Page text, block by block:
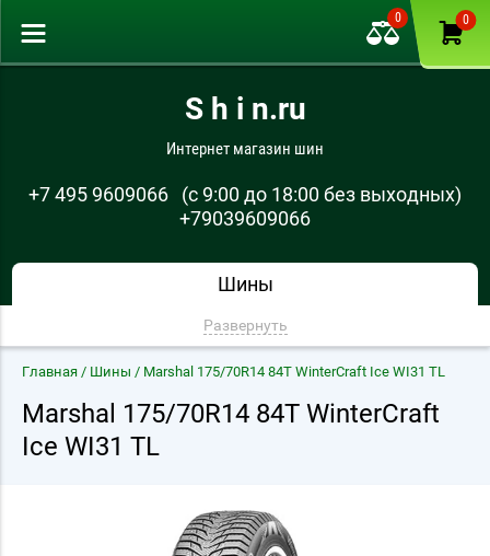
0
0
S h i n.ru
Интернет магазин шин
+7 495 9609066
(с 9:00 до 18:00 без выходных)
+79039609066
Шины
Развернуть
Главная / Шины / Marshal 175/70R14 84T WinterCraft Ice WI31 TL
Marshal 175/70R14 84T WinterCraft
Ice WI31 TL